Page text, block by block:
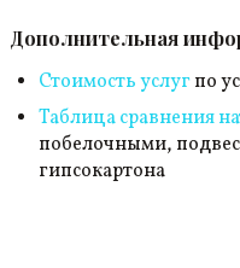
Дополнительная
Стоимость услугпо
Таблица сравнения
побелочными,
гипсокартона